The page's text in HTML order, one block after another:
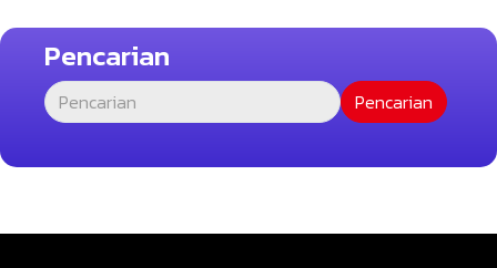
Pencarian